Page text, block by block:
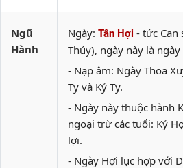
Ngũ
Hành
Ngày: Tân Hợi - tức Can
Thủy), ngày này là
- Nạp âm: Ngày Thoa
Tỵ và Kỷ Tỵ.
- Ngày này thuộc hành
ngoại trừ các tuổi: Kỷ
lợi.
- Ngày Hợi lục hợp với